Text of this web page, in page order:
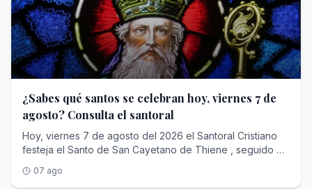
¿Sabes qué santos se celebran hoy, viernes 7 de
agosto? Consulta el santoral
Hoy, viernes 7 de agosto del 2026 el Santoral Cristiano
festeja el Santo de San Cayetano de Thiene , seguido de
Cayetano de Thiene, insigne presbítero italiano nacido
07 ago